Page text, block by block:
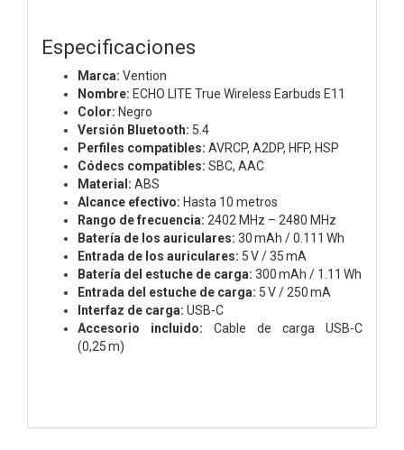
Especificaciones
Marca: Vention
Nombre: ECHO LITE True Wireless Earbuds E11
Color: Negro
Versión Bluetooth: 5.4
Perfiles compatibles: AVRCP, A2DP, HFP, HSP
Códecs compatibles: SBC, AAC
Material: ABS
Alcance efectivo: Hasta 10 metros
Rango de frecuencia: 2402 MHz – 2480 MHz
Batería de los auriculares: 30 mAh / 0.111 Wh
Entrada de los auriculares: 5 V / 35 mA
Batería del estuche de carga: 300 mAh / 1.11 Wh
Entrada del estuche de carga: 5 V / 250 mA
Interfaz de carga: USB-C
Accesorio incluido: Cable de carga USB-C
(0,25 m)